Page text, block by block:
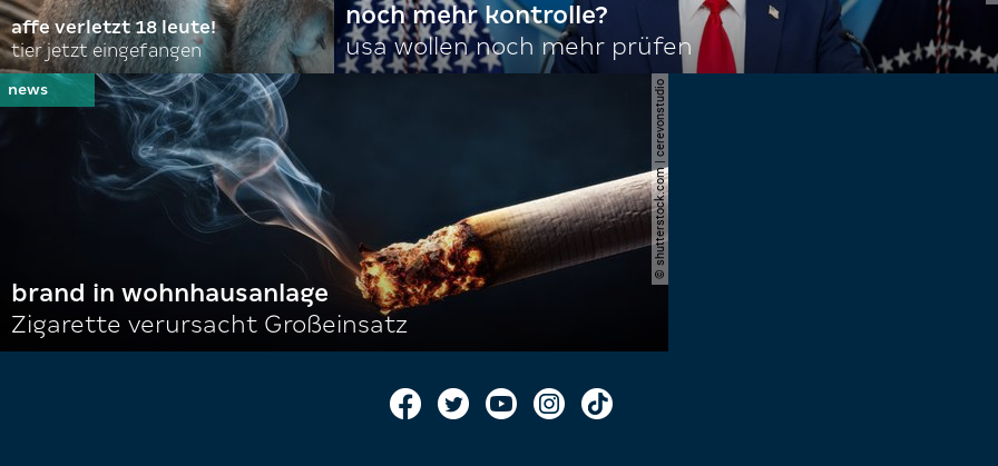
affe verletzt 18 leute!
tier jetzt eingefangen
noch mehr kontrolle?
usa wollen noch mehr prüfen
© shutterstock.com | cerevonstudio
brand in wohnhausanlage
Zigarette verursacht Großeinsatz